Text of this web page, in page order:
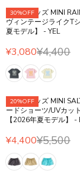
E
¥
1
2
1
0
L
A
P
I
E
¥
4
0
0
30%OFF
ROXY キッズ MINI
ヴィンテージライクT
夏モデル】 - YEL
R
E
G
L
P
I
¥3,080¥4,400
20%OFF
ROXY キッズ MINI
ードショーツ/UVカッ
【2026年夏モデル】 -
R
E
G
¥4,400¥5,500